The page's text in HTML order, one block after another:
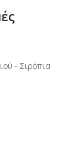
- Σιρόπια